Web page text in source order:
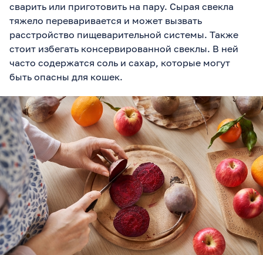
сварить или приготовить на пару. Сырая свекла
тяжело переваривается и может вызвать
расстройство пищеварительной системы. Также
стоит избегать консервированной свеклы. В ней
часто содержатся соль и сахар, которые могут
быть опасны для кошек.